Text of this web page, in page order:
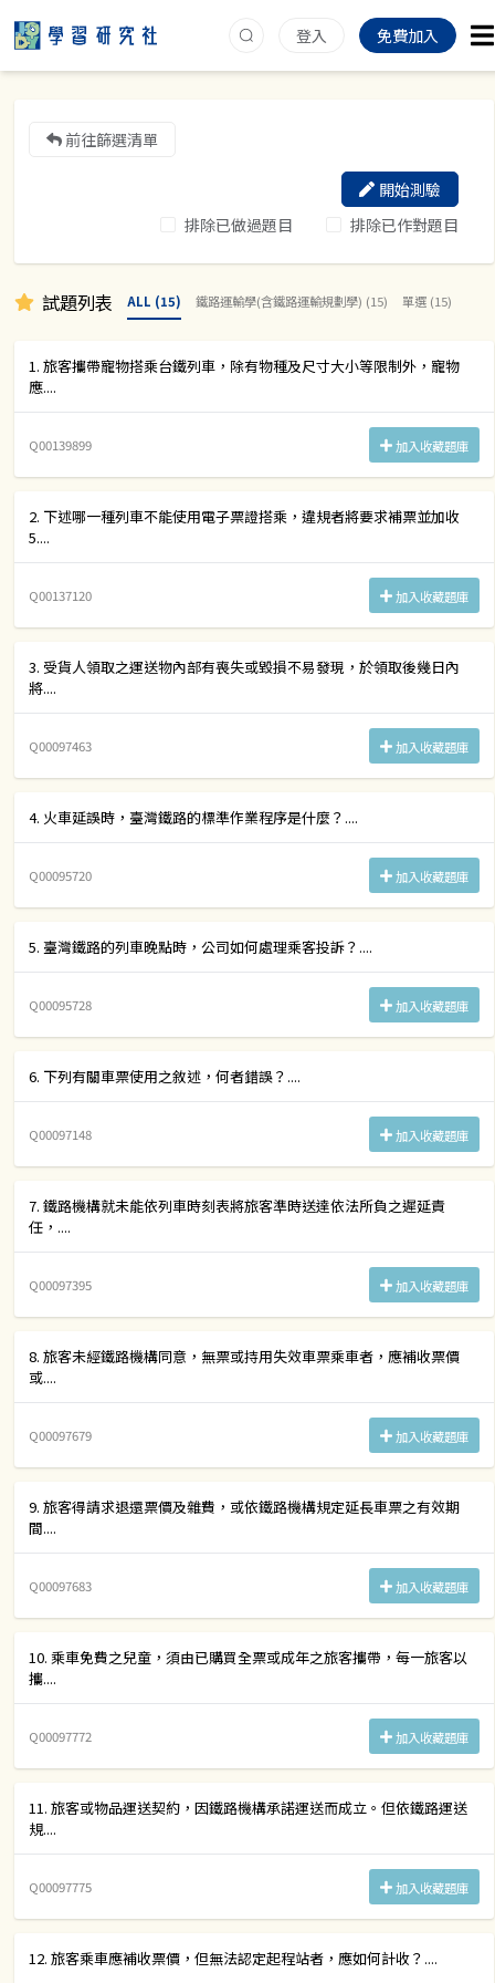
登入 免費加入
前往篩選清單
排除已做過題目 排除已作對題目
開始測驗
試題列表 ALL (15) 鐵路運輸學(含鐵路運輸規劃學) (15) 單選 (15)
1. 旅客攜帶寵物搭乘台鐵列車，除有物種及尺寸大小等限制外，寵物
應....
Q00139899 加入收藏題庫
2. 下述哪一種列車不能使用電子票證搭乘，違規者將要求補票並加收
5....
Q00137120 加入收藏題庫
3. 受貨人領取之運送物內部有喪失或毀損不易發現，於領取後幾日內
將....
Q00097463 加入收藏題庫
4. 火車延誤時，臺灣鐵路的標準作業程序是什麼？....
Q00095720 加入收藏題庫
5. 臺灣鐵路的列車晚點時，公司如何處理乘客投訴？....
Q00095728 加入收藏題庫
6. 下列有關車票使用之敘述，何者錯誤？....
Q00097148 加入收藏題庫
7. 鐵路機構就未能依列車時刻表將旅客準時送達依法所負之遲延責
任，....
Q00097395 加入收藏題庫
8. 旅客未經鐵路機構同意，無票或持用失效車票乘車者，應補收票價
或....
Q00097679 加入收藏題庫
9. 旅客得請求退還票價及雜費，或依鐵路機構規定延長車票之有效期
間....
Q00097683 加入收藏題庫
10. 乘車免費之兒童，須由已購買全票或成年之旅客攜帶，每一旅客以
攜....
Q00097772 加入收藏題庫
11. 旅客或物品運送契約，因鐵路機構承諾運送而成立。但依鐵路運送
規....
Q00097775 加入收藏題庫
12. 旅客乘車應補收票價，但無法認定起程站者，應如何計收？....